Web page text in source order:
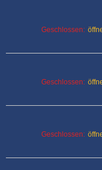
Klicken, um
Geschlossen:
Klicken, um
Geschlossen:
Klicken, um
Geschlossen: